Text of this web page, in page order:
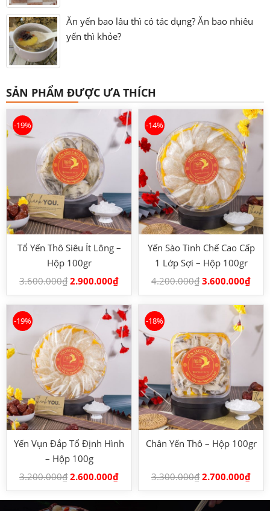
Ăn yến bao lâu thì có tác dụng? Ăn bao nhiêu
yến thì khỏe?
SẢN PHẨM ĐƯỢC ƯA THÍCH
-19%
Tổ Yến Thô Siêu Ít Lông –
Hộp 100gr
3.600.000₫ 2.900.000₫
-14%
Yến Sào Tinh Chế Cao Cấp
1 Lớp Sợi – Hộp 100gr
4.200.000₫ 3.600.000₫
-19%
Yến Vụn Đắp Tổ Định Hình
– Hộp 100g
3.200.000₫ 2.600.000₫
-18%
Chân Yến Thô – Hộp 100gr
3.300.000₫ 2.700.000₫